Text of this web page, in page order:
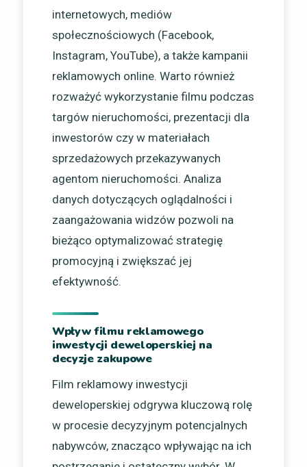
internetowych, mediów
społecznościowych (Facebook,
Instagram, YouTube), a także kampanii
reklamowych online. Warto również
rozważyć wykorzystanie filmu podczas
targów nieruchomości, prezentacji dla
inwestorów czy w materiałach
sprzedażowych przekazywanych
agentom nieruchomości. Analiza
danych dotyczących oglądalności i
zaangażowania widzów pozwoli na
bieżąco optymalizować strategię
promocyjną i zwiększać jej
efektywność.
Wpływ filmu reklamowego
inwestycji deweloperskiej na
decyzje zakupowe
Film reklamowy inwestycji
deweloperskiej odgrywa kluczową rolę
w procesie decyzyjnym potencjalnych
nabywców, znacząco wpływając na ich